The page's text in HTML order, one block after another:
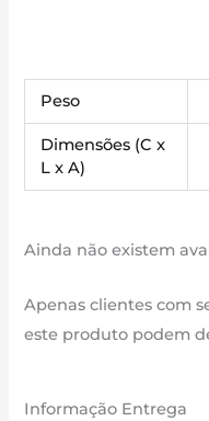
Peso
Dimensões (C x
L x A)
Ainda não existem
Apenas clientes com
este produto podem
Informação Entrega